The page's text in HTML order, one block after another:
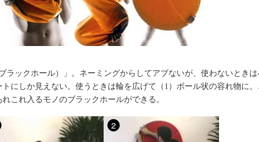
ラックホール）」。ネーミングからしてアブないが、使わないときは
トにしか見えない。使うときは輪を広げて（1）ボール状の容れ物に。
これ入るモノのブラックホールができる。